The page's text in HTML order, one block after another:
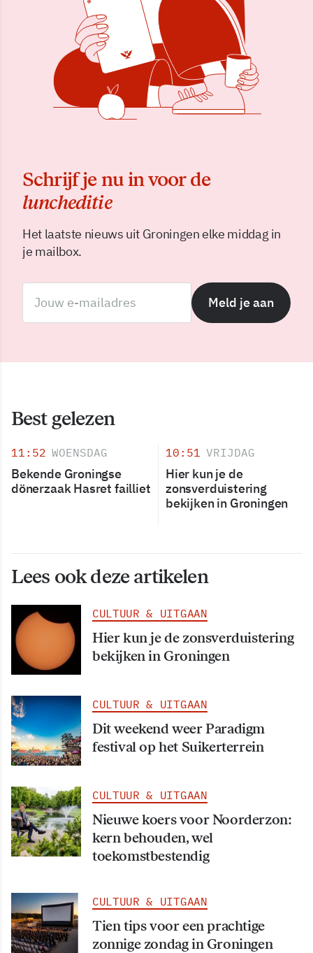
Schrijf je nu in voor de
luncheditie
Het laatste nieuws uit Groningen elke middag in
je mailbox.
Meld je aan
Best gelezen
11:52 WOENSDAG
Bekende Groningse
dönerzaak Hasret failliet
10:51 VRIJDAG
Hier kun je de
zonsverduistering
bekijken in Groningen
Lees ook deze artikelen
CULTUUR & UITGAAN
Hier kun je de zonsverduistering
bekijken in Groningen
CULTUUR & UITGAAN
Dit weekend weer Paradigm
festival op het Suikerterrein
CULTUUR & UITGAAN
Nieuwe koers voor Noorderzon:
kern behouden, wel
toekomstbestendig
CULTUUR & UITGAAN
Tien tips voor een prachtige
zonnige zondag in Groningen